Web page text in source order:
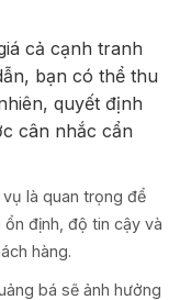
cả cạnh tranh
bạn có thể thu
quyết định
cân nhắc cẩn
là quan trọng để
định, độ tin cậy và
hàng.
bá sẽ ảnh hưởng